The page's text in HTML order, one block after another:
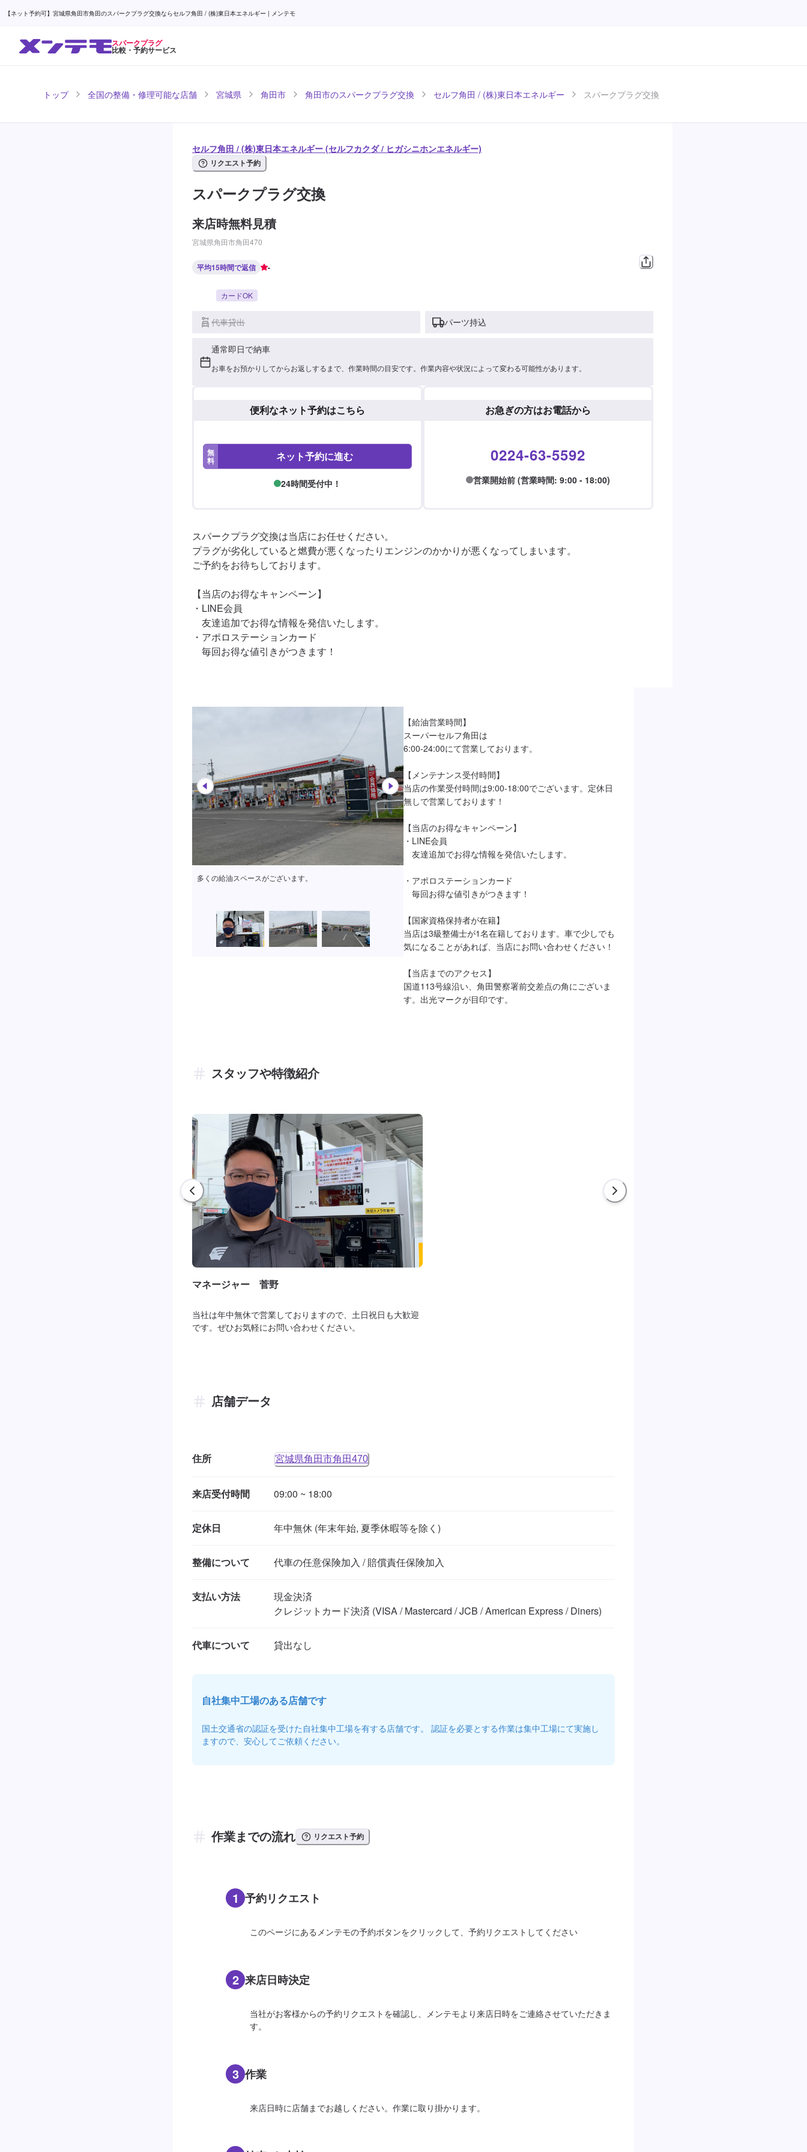
【ネット予約可】宮城県角田市角田のスパークプラグ交換ならセルフ角田 / (株)東日本エネルギー | メンテモ
スパークプラグ
比較・予約サービス
トップ 全国の整備・修理可能な店舗 宮城県 角田市 角田市のスパークプラグ交換 セルフ角田 / (株)東日本エネルギー スパークプラグ交換
セルフ角田 / (株)東日本エネルギー (セルフカクダ / ヒガシニホンエネルギー)
リクエスト予約
スパークプラグ交換
来店時無料見積
宮城県角田市角田470
平均15時間で返信 -
カードOK
代車貸出 パーツ持込
通常即日で納車
お車をお預かりしてからお返しするまで、作業時間の目安です。作業内容や状況によって変わる可能性があります。
便利なネット予約はこちら
無
料 ネット予約に進む
24時間受付中！
お急ぎの方はお電話から
0224-63-5592
営業開始前 (営業時間: 9:00 - 18:00)
スパークプラグ交換は当店にお任せください。
プラグが劣化していると燃費が悪くなったりエンジンのかかりが悪くなってしまいます。
ご予約をお待ちしております。
【当店のお得なキャンペーン】
・LINE会員
友達追加でお得な情報を発信いたします。
・アポロステーションカード
毎回お得な値引きがつきます！
広い駐車場もございます！
【給油営業時間】
スーパーセルフ角田は
6:00-24:00にて営業しております。
【メンテナンス受付時間】
当店の作業受付時間は9:00-18:00でございます。定休日
無しで営業しております！
【当店のお得なキャンペーン】
・LINE会員
友達追加でお得な情報を発信いたします。
・アポロステーションカード
毎回お得な値引きがつきます！
【国家資格保持者が在籍】
当店は3級整備士が1名在籍しております。車で少しでも
気になることがあれば、当店にお問い合わせください！
【当店までのアクセス】
国道113号線沿い、角田警察署前交差点の角にございま
す。出光マークが目印です。
スタッフや特徴紹介
マネージャー 菅野
当社は年中無休で営業しておりますので、土日祝日も大歓迎
です。ぜひお気軽にお問い合わせください。
店舗データ
住所 宮城県角田市角田470
来店受付時間 09:00 ~ 18:00
定休日 年中無休 (年末年始, 夏季休暇等を除く)
整備について 代車の任意保険加入 / 賠償責任保険加入
支払い方法
現金決済
クレジットカード決済 (VISA / Mastercard / JCB / American Express / Diners)
代車について 貸出なし
自社集中工場のある店舗です
国土交通省の認証を受けた自社集中工場を有する店舗です。 認証を必要とする作業は集中工場にて実施し
ますので、安心してご依頼ください。
作業までの流れ リクエスト予約
1 予約リクエスト
このページにあるメンテモの予約ボタンをクリックして、予約リクエストしてください
2 来店日時決定
当社がお客様からの予約リクエストを確認し、メンテモより来店日時をご連絡させていただきま
す。
3 作業
来店日時に店舗までお越しください。作業に取り掛かります。